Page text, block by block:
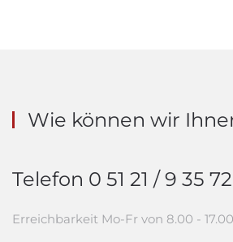
Wie können wir
Telefon 0 51 21 / 9 35
Erreichbarkeit Mo-Fr von 8.00 -